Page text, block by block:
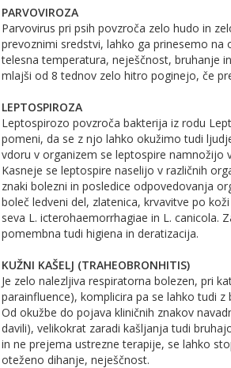
PARVOVIROZA
Parvovirus pri psih povzroča zelo hudo in
prevoznimi sredstvi, lahko ga prinesemo na
telesna temperatura, neješčnost, bruhanje
mlajši od 8 tednov zelo hitro poginejo, če
LEPTOSPIROZA
Leptospirozo povzroča bakterija iz rodu
pomeni, da se z njo lahko okužimo tudi
vdoru v organizem se leptospire namnožijo
Kasneje se leptospire naselijo v različnih
znaki bolezni in posledice odpovedovanja
boleč ledveni del, zlatenica, krvavitve po
seva L. icterohaemorrhagiae in L. canicola.
pomembna tudi higiena in deratizacija.
KUŽNI KAŠELJ (TRAHEOBRONHITIS)
Je zelo nalezljiva respiratorna bolezen, pri
parainfluence), komplicira pa se lahko tudi
Od okužbe do pojava kliničnih znakov
davili), velikokrat zaradi kašljanja tudi
in ne prejema ustrezne terapije, se lahko
oteženo dihanje, neješčnost.